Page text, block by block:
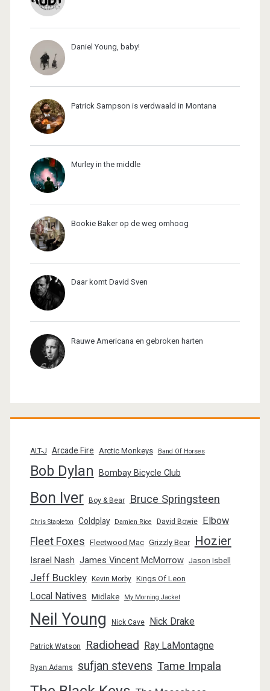
Daniel Young, baby!
Patrick Sampson is verdwaald in Montana
Murley in the middle
Bookie Baker op de weg omhoog
Daar komt David Sven
Rauwe Americana en gebroken harten
ALT-J Arcade Fire Arctic Monkeys Band Of Horses
Bob Dylan Bombay Bicycle Club
Bon Iver Boy & Bear Bruce Springsteen
Chris Stapleton Coldplay Damien Rice David Bowie Elbow
Fleet Foxes Fleetwood Mac Grizzly Bear Hozier
Israel Nash James Vincent McMorrow Jason Isbell
Jeff Buckley Kevin Morby Kings Of Leon
Local Natives Midlake My Morning Jacket
Neil Young Nick Cave Nick Drake
Patrick Watson Radiohead Ray LaMontagne
Ryan Adams sufjan stevens Tame Impala